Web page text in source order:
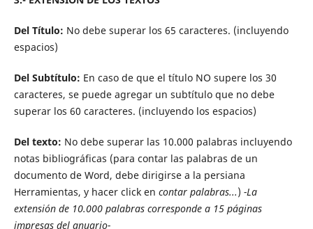
Del Título: No debe superar los 65 caracteres. (incluyendo
espacios)
Del Subtítulo: En caso de que el título NO supere los 30
caracteres, se puede agregar un subtítulo que no debe
superar los 60 caracteres. (incluyendo los espacios)
Del texto: No debe superar las 10.000 palabras incluyendo
notas bibliográficas (para contar las palabras de un
documento de Word, debe dirigirse a la persiana
Herramientas, y hacer click en contar palabras...) -La
extensión de 10.000 palabras corresponde a 15 páginas
impresas del anuario-